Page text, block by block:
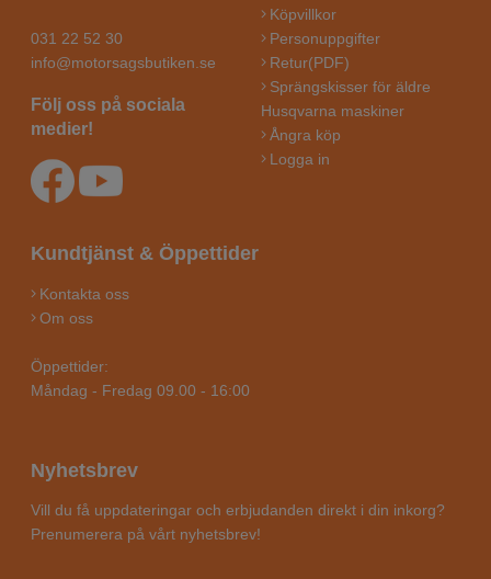
031 22 52 30
info@motorsagsbutiken.se
Följ oss på sociala
medier!
Köpvillkor
Personuppgifter
Retur(PDF)
Sprängskisser för äldre
Husqvarna maskiner
Ångra köp
Logga in
Kundtjänst & Öppettider
Kontakta oss
Om oss
Öppettider:
Måndag - Fredag 09.00 - 16:00
Nyhetsbrev
Vill du få uppdateringar och erbjudanden direkt i din inkorg?
Prenumerera på vårt nyhetsbrev!